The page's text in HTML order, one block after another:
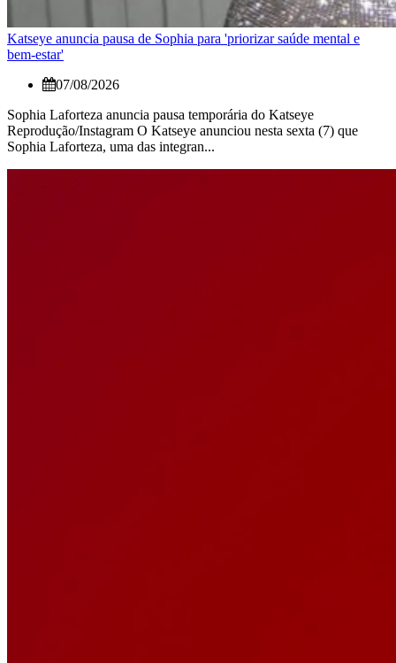
Katseye anuncia pausa de Sophia para 'priorizar saúde mental e
bem-estar'
07/08/2026
Sophia Laforteza anuncia pausa temporária do Katseye
Reprodução/Instagram O Katseye anunciou nesta sexta (7) que
Sophia Laforteza, uma das integran...